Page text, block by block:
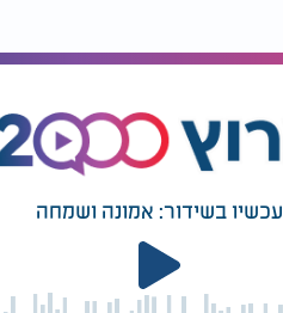
עכשיו בשידור: אמונה ושמחה